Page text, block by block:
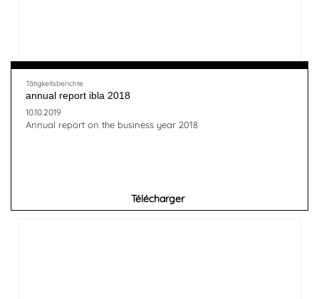
Tätigkeitsberichte
annual report ibla 2018
10.10.2019
Annual report on the business year 2018
Télécharger